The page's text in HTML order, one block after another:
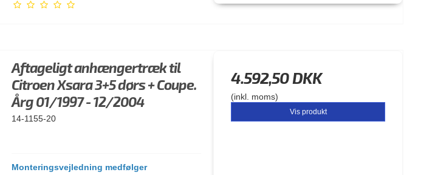
Aftageligt anhængertræk til
Citroen Xsara 3+5 dørs + Coupe.
Årg 01/1997 - 12/2004
14-1155-20
Monteringsvejledning medfølger
4.592,50 DKK
(inkl. moms)
Vis produkt